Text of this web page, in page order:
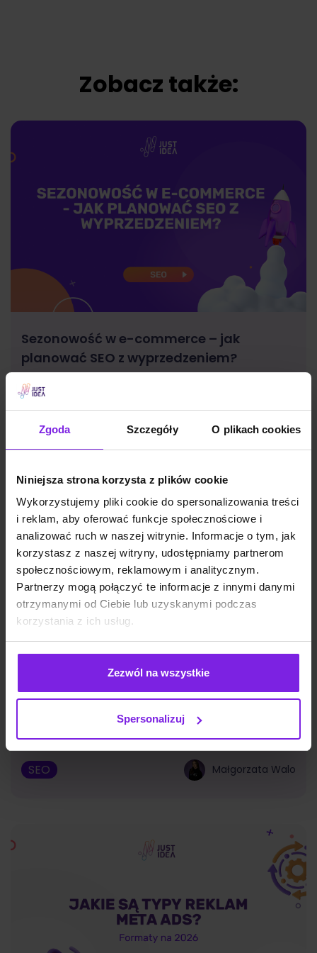
Zgoda Szczegóły O plikach cookies
Niniejsza strona korzysta z plików cookie
Wykorzystujemy pliki cookie do spersonalizowania treści
i reklam, aby oferować funkcje społecznościowe i
analizować ruch w naszej witrynie. Informacje o tym, jak
korzystasz z naszej witryny, udostępniamy partnerom
społecznościowym, reklamowym i analitycznym.
Partnerzy mogą połączyć te informacje z innymi danymi
otrzymanymi od Ciebie lub uzyskanymi podczas
korzystania z ich usług.
Zezwól na wszystkie
Spersonalizuj
Zobacz także:
Sezonowość w e-commerce – jak
planować SEO z wyprzedzeniem?
Reddit i UGC w wynikach Google – co to
SEO Małgorzata Walo